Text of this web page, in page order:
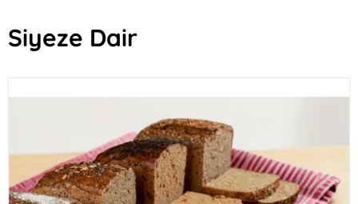
Siyeze Dair